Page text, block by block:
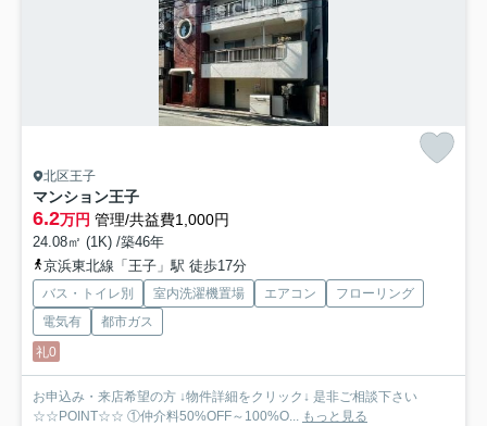
北区王子
マンション王子
6.2万円 管理/共益費1,000円
24.08㎡ (1K) /築46年
京浜東北線「王子」駅 徒歩17分
バス・トイレ別 室内洗濯機置場 エアコン
フローリング
電気有
都市ガス
礼0
お申込み・来店希望の方 ↓物件詳細をクリック↓ 是非ご相談下さい
☆☆POINT☆☆ ①仲介料50%OFF～100%O... もっと見る